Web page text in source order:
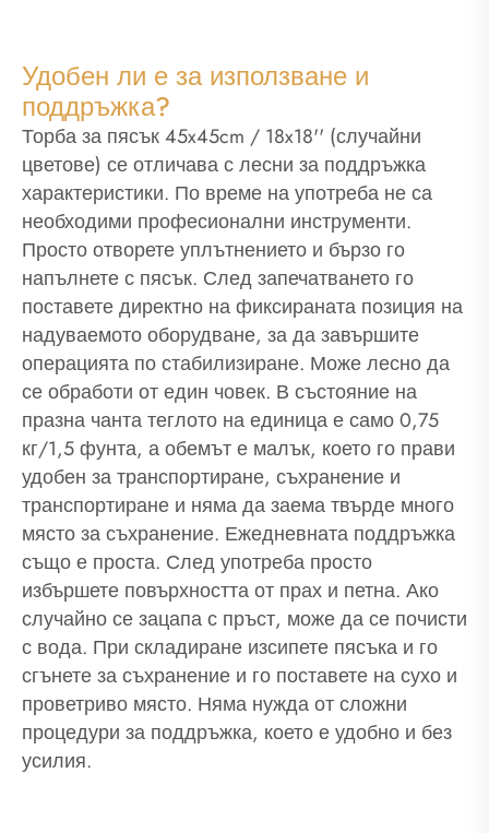
Удобен ли е за използване и
поддръжка?
Торба за пясък 45x45cm / 18x18'' (случайни
цветове) се отличава с лесни за поддръжка
характеристики. По време на употреба не са
необходими професионални инструменти.
Просто отворете уплътнението и бързо го
напълнете с пясък. След запечатването го
поставете директно на фиксираната позиция на
надуваемото оборудване, за да завършите
операцията по стабилизиране. Може лесно да
се обработи от един човек. В състояние на
празна чанта теглото на единица е само 0,75
кг/1,5 фунта, а обемът е малък, което го прави
удобен за транспортиране, съхранение и
транспортиране и няма да заема твърде много
място за съхранение. Ежедневната поддръжка
също е проста. След употреба просто
избършете повърхността от прах и петна. Ако
случайно се зацапа с пръст, може да се почисти
с вода. При складиране изсипете пясъка и го
сгънете за съхранение и го поставете на сухо и
проветриво място. Няма нужда от сложни
процедури за поддръжка, което е удобно и без
усилия.